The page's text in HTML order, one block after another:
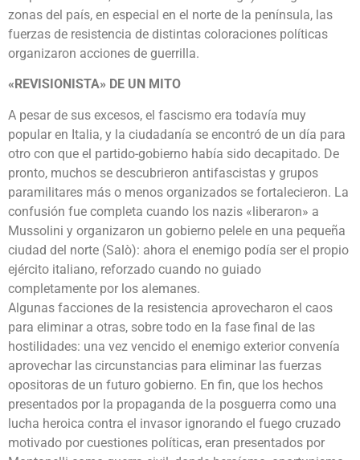
zonas del país, en especial en el norte de la península, las
fuerzas de resistencia de distintas coloraciones políticas
organizaron acciones de guerrilla.
«REVISIONISTA» DE UN MITO
A pesar de sus excesos, el fascismo era todavía muy
popular en Italia, y la ciudadanía se encontró de un día para
otro con que el partido-gobierno había sido decapitado. De
pronto, muchos se descubrieron antifascistas y grupos
paramilitares más o menos organizados se fortalecieron. La
confusión fue completa cuando los nazis «liberaron» a
Mussolini y organizaron un gobierno pelele en una pequeña
ciudad del norte (Salò): ahora el enemigo podía ser el propio
ejército italiano, reforzado cuando no guiado
completamente por los alemanes.
Algunas facciones de la resistencia aprovecharon el caos
para eliminar a otras, sobre todo en la fase final de las
hostilidades: una vez vencido el enemigo exterior convenía
aprovechar las circunstancias para eliminar las fuerzas
opositoras de un futuro gobierno. En fin, que los hechos
presentados por la propaganda de la posguerra como una
lucha heroica contra el invasor ignorando el fuego cruzado
motivado por cuestiones políticas, eran presentados por